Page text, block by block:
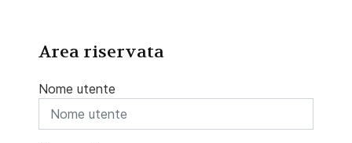
Area riservata
Nome utente